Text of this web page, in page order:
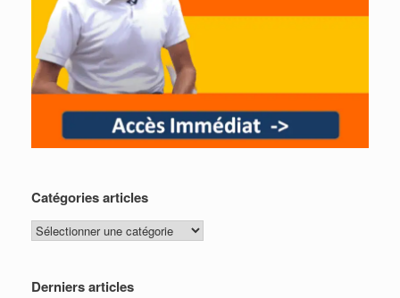
Catégories articles
Catégories
articles
Derniers articles